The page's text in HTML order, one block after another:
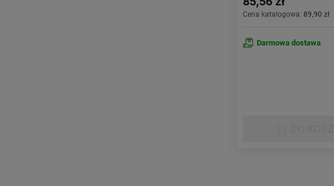
Cena katalogowa: 89,90 zł
Darmowa dostawa